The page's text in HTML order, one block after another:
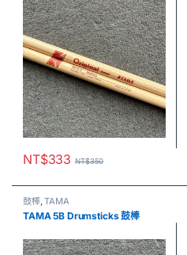
NT$333 NT$350
鼓棒,TAMA
TAMA 5B Drumsticks 鼓棒